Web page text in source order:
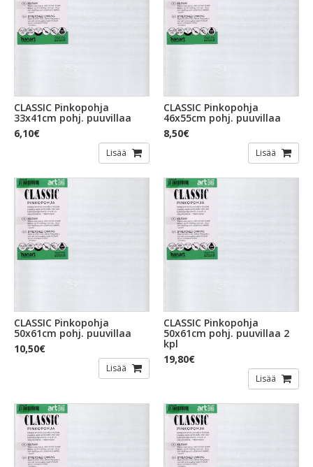
CLASSIC Pinkopohja
33x41cm pohj. puuvillaa
6,10€
Lisää
CLASSIC Pinkopohja
46x55cm pohj. puuvillaa
8,50€
Lisää
CLASSIC Pinkopohja
50x61cm pohj. puuvillaa
10,50€
Lisää
CLASSIC Pinkopohja
50x61cm pohj. puuvillaa 2
kpl
19,80€
Lisää